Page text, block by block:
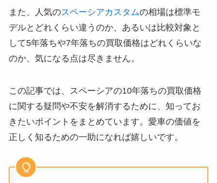
また、人気のスペーシアカスタムの相場は標準モ
デルとどれくらい違うのか、あるいは比較対象と
して5年落ちや7年落ちの買取価格はどれくらいな
のか、気になる点は尽きません。
この記事では、スペーシアの10年落ちの買取価格
に関する疑問や不安を解消するために、知ってお
きたいポイントをまとめています。愛車の価値を
正しく知るための一助になれば嬉しいです。